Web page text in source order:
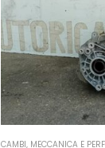
CAMBI, MECCANICA E